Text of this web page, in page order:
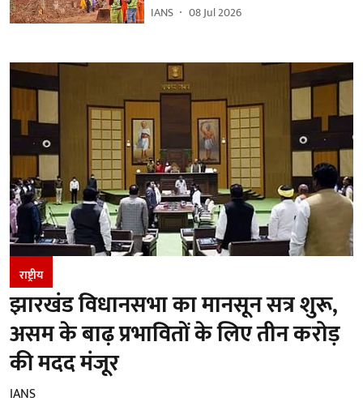
IANS 08 Jul 2026
राष्ट्रीय
झारखंड विधानसभा का मानसून सत्र शुरू,
असम के बाढ़ प्रभावितों के लिए तीन करोड़
की मदद मंजूर
IANS